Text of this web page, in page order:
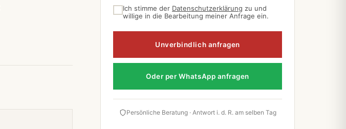
Ich stimme der Datenschutzerklärung zu und
willige in die Bearbeitung meiner Anfrage ein.
Unverbindlich anfragen
Oder per WhatsApp anfragen
Persönliche Beratung · Antwort i. d. R. am selben Tag